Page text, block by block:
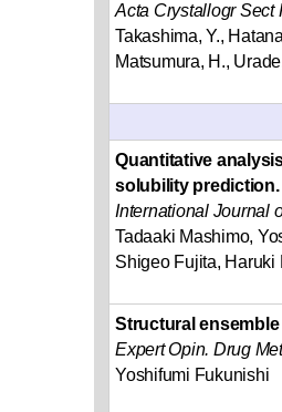
Acta Crystallogr Sect
Takashima, Y.,
Matsumura, H.,
Quantitative
solubility prediction.
International Journal
Tadaaki Mashimo,
Shigeo Fujita, Haruki
Structural
Expert Opin. Drug
Yoshifumi Fukunishi